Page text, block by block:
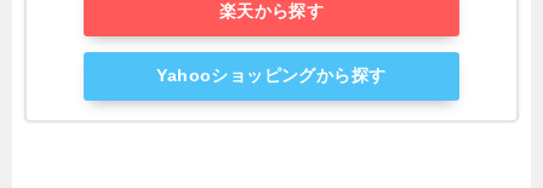
楽天から探す
Yahooショッピングから探す